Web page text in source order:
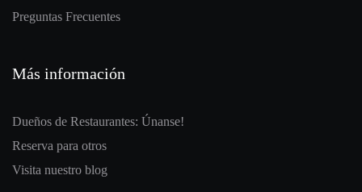
Preguntas Frecuentes
Más información
Dueños de Restaurantes: Únanse!
Reserva para otros
Visita nuestro blog